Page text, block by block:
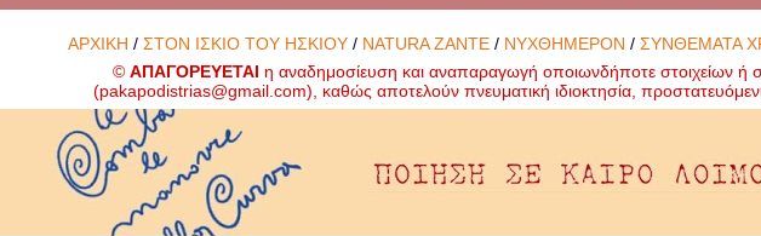
ΑΡΧΙΚΗ /ΣΤΟΝ ΙΣΚΙΟ ΤΟΥ ΗΣΚΙΟΥ / NATURA ZANTE / ΝΥΧΘΗΜΕΡΟΝ /ΣΥΝΘΕΜΑΤΑ
©ΑΠΑΓΟΡΕΥΕΤΑΙ η αναδημοσίευση και αναπαραγωγή οποιωνδήποτε στοιχείων
(pakapodistrias@gmail.com), καθώς αποτελούν πνευματική ιδιοκτησία,